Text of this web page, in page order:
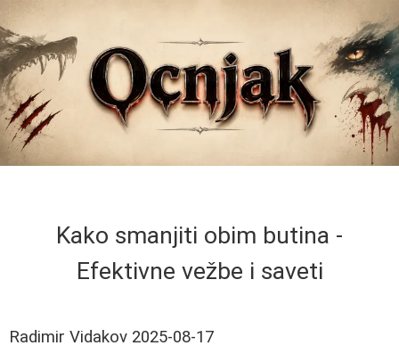
Kako smanjiti obim butina -
Efektivne vežbe i saveti
Radimir Vidakov 2025-08-17